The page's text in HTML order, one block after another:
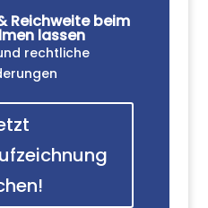
Reichweite beim
lassen
rechtliche